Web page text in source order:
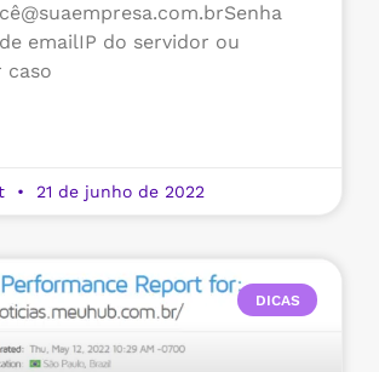
emailIP do servidor ou
caso
21 de junho de 2022
DICAS